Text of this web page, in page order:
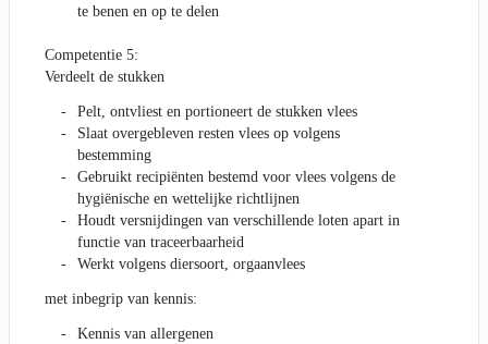
te benen en op te delen
Competentie 5:
Verdeelt de stukken
Pelt, ontvliest en portioneert de stukken vlees
Slaat overgebleven resten vlees op volgens
bestemming
Gebruikt recipiënten bestemd voor vlees volgens de
hygiënische en wettelijke richtlijnen
Houdt versnijdingen van verschillende loten apart in
functie van traceerbaarheid
Werkt volgens diersoort, orgaanvlees
met inbegrip van kennis:
Kennis van allergenen